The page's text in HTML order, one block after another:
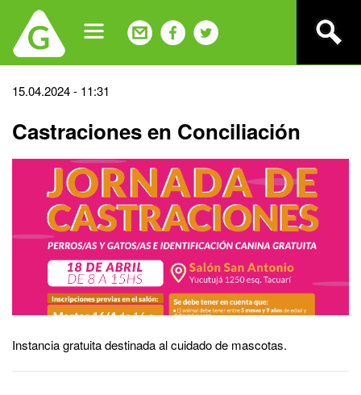
navigation
Back
top
15.04.2024 - 11:31
Castraciones en Conciliación
Instancia gratuita destinada al cuidado de mascotas.